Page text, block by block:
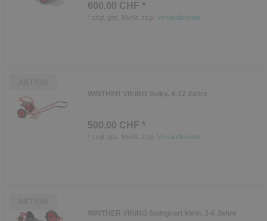
600.00 CHF *
zzgl. ges. MwSt. zzgl. Versandkosten
WINTHER VIKING Sulky, 4-12 Jahre
500.00 CHF *
zzgl. ges. MwSt. zzgl. Versandkosten
WINTHER VIKING Swingcart klein, 3-8 Jahre